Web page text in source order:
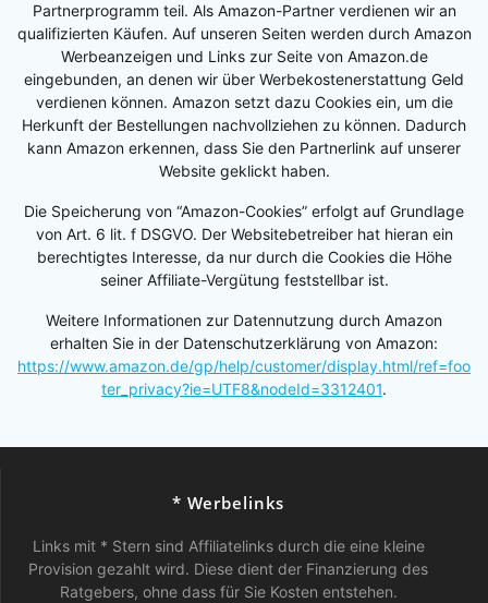
Partnerprogramm teil. Als Amazon-Partner verdienen wir an
qualifizierten Käufen. Auf unseren Seiten werden durch Amazon
Werbeanzeigen und Links zur Seite von Amazon.de
eingebunden, an denen wir über Werbekostenerstattung Geld
verdienen können. Amazon setzt dazu Cookies ein, um die
Herkunft der Bestellungen nachvollziehen zu können. Dadurch
kann Amazon erkennen, dass Sie den Partnerlink auf unserer
Website geklickt haben.
Die Speicherung von “Amazon-Cookies” erfolgt auf Grundlage
von Art. 6 lit. f DSGVO. Der Websitebetreiber hat hieran ein
berechtigtes Interesse, da nur durch die Cookies die Höhe
seiner Affiliate-Vergütung feststellbar ist.
Weitere Informationen zur Datennutzung durch Amazon
erhalten Sie in der Datenschutzerklärung von Amazon:
https://www.amazon.de/gp/help/customer/display.html/ref=foo
ter_privacy?ie=UTF8&nodeId=3312401.
* Werbelinks
Links mit * Stern sind Affiliatelinks durch die eine kleine
Provision gezahlt wird. Diese dient der Finanzierung des
Ratgebers, ohne dass für Sie Kosten entstehen.